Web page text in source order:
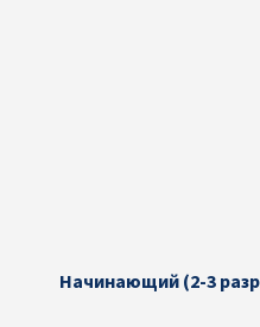
Начинающий (2-3